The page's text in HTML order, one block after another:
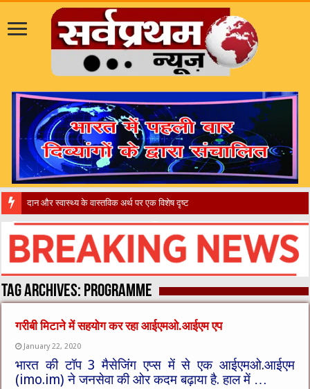
दान और स्वास्थ्य के वास्तविक अर्थ पर एक विशेष दृष्टिकोण समाज
Tag Archives: PROGRAMME
गरीबी मिटाने में सहयोग कर रहा आईएमओ.आईएम एप
January 22, 2020
भारत की टॉप 3 मैसेजिंग एप्स में से एक आईएमओ.आईएम
(imo.im) ने जनसेवा की ओर कदम बढ़ाया है. हाल में …